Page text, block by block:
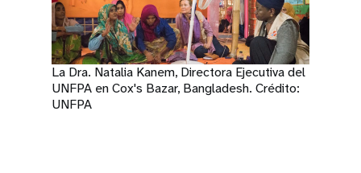
La Dra. Natalia Kanem, Directora Ejecutiva del
UNFPA en Cox's Bazar, Bangladesh. Crédito:
UNFPA